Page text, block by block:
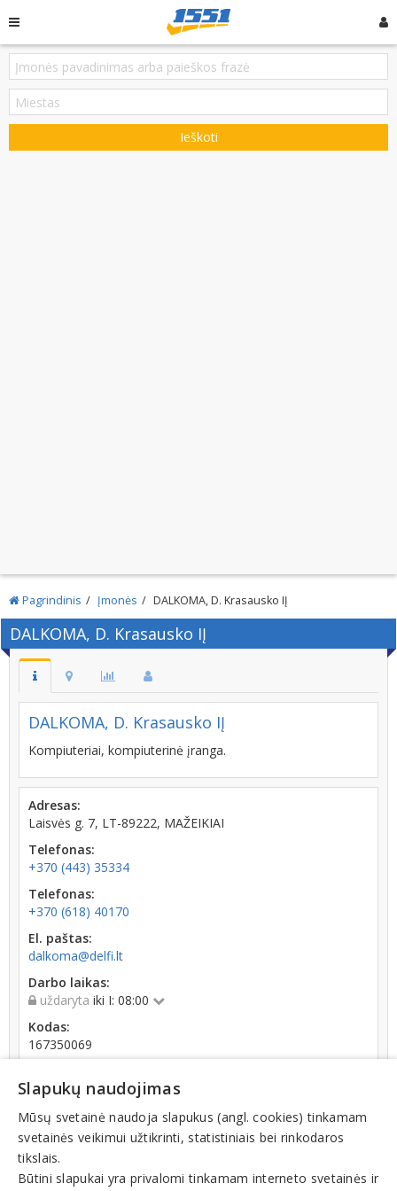
Ieškoti
Pagrindinis Įmonės DALKOMA, D. Krasausko IĮ
DALKOMA, D. Krasausko IĮ
DALKOMA, D. Krasausko IĮ
Kompiuteriai, kompiuterinė įranga.
Adresas:
Laisvės g. 7, LT-89222, MAŽEIKIAI
Telefonas:
+370 (443) 35334
Telefonas:
+370 (618) 40170
El. paštas:
dalkoma@delfi.lt
Darbo laikas:
uždaryta iki I: 08:00
Kodas:
167350069
2001-04-09
Slapukų naudojimas
Mūsų svetainė naudoja slapukus (angl. cookies) tinkamam
svetainės veikimui užtikrinti, statistiniais bei rinkodaros
tikslais.
Būtini slapukai yra privalomi tinkamam interneto svetainės ir